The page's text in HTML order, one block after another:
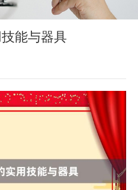
能与器具